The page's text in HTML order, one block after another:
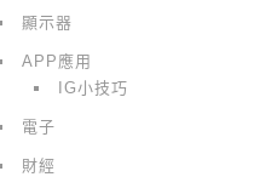
顯示器
APP應用
IG小技巧
電子
財經